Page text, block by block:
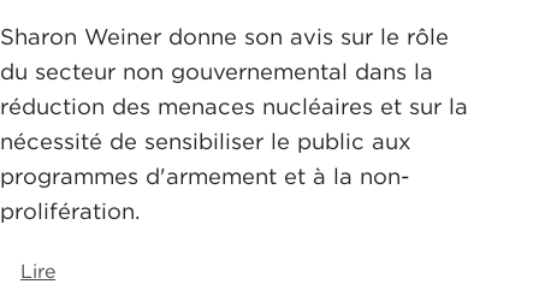
Sharon Weiner donne son avis sur le rôle
du secteur non gouvernemental dans la
réduction des menaces nucléaires et sur la
nécessité de sensibiliser le public aux
programmes d'armement et à la non-
prolifération.
Lire